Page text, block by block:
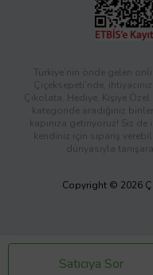
Satıcıya Sor
Türkiye’nin önde gelen
Çiçeksepeti’nde,
Çikolata, Hediye, Kişiye
kategoride aradığınız
kapınıza getiriyoruz! Siz
kendiniz için sipariş
dünyasıyla
Copyright © 2026